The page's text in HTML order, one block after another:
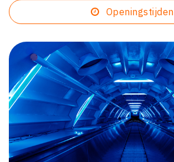
Openingstijden